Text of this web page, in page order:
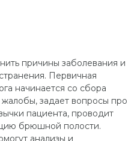
причины заболевания и
Первичная
начинается со сбора
задает вопросы про
пациента, проводит
брюшной полости.
анализы и